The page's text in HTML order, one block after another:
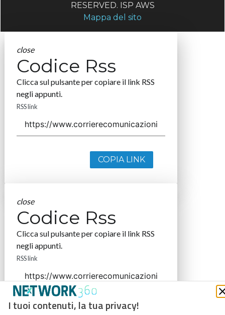
I tuoi contenuti, la tua privacy!
RESERVED. ISP AWS
Mappa del sito
close
Codice Rss
Clicca sul pulsante per copiare il link RSS
negli appunti.
RSS link
COPIA LINK
close
Codice Rss
Clicca sul pulsante per copiare il link RSS
negli appunti.
RSS link
COPIA LINK